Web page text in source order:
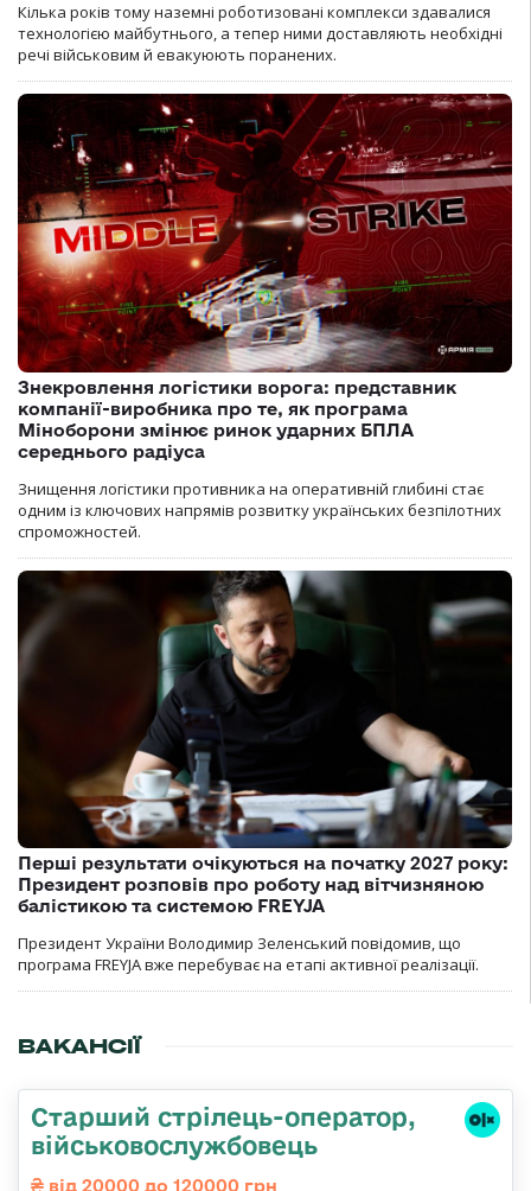
Кілька років тому наземні роботизовані комплекси здавалися
технологією майбутнього, а тепер ними доставляють необхідні
речі військовим й евакуюють поранених.
Знекровлення логістики ворога: представник
компанії-виробника про те, як програма
Міноборони змінює ринок ударних БПЛА
середнього радіуса
Знищення логістики противника на оперативній глибині стає
одним із ключових напрямів розвитку українських безпілотних
спроможностей.
Перші результати очікуються на початку 2027 року:
Президент розповів про роботу над вітчизняною
балістикою та системою FREYJA
Президент України Володимир Зеленський повідомив, що
програма FREYJA вже перебуває на етапі активної реалізації.
ВАКАНСІЇ
Старший стрілець-оператор,
військовослужбовець
від 20000 до 120000 грн